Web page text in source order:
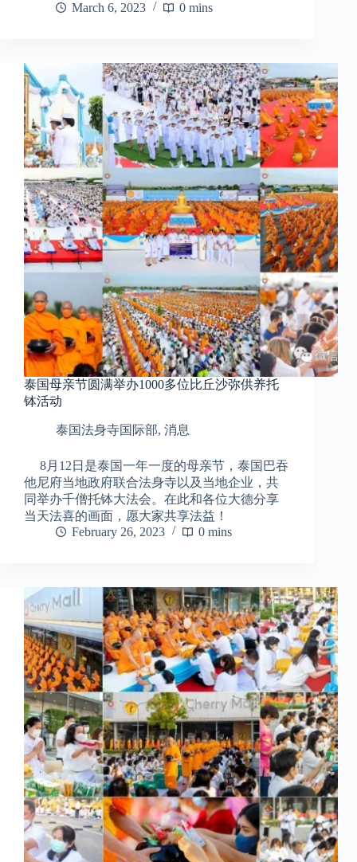
March 6, 2023
0 mins
泰国母亲节圆满举办1000多位比丘沙弥供养托
钵活动
泰国法身寺国际部, 消息
8月12日是泰国一年一度的母亲节，泰国巴吞
他尼府当地政府联合法身寺以及当地企业，共
同举办千僧托钵大法会。在此和各位大德分享
当天法喜的画面，愿大家共享法益！
February 26, 2023
0 mins